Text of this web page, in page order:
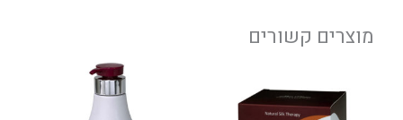
מוצרים קשורים